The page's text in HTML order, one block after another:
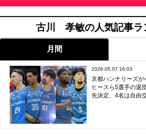
古川 孝敏の人気記事ラ
月間
2026.05.07 16:03
京都ハンナリーズが
ヒースら5選手の退
先決定、4名は自由